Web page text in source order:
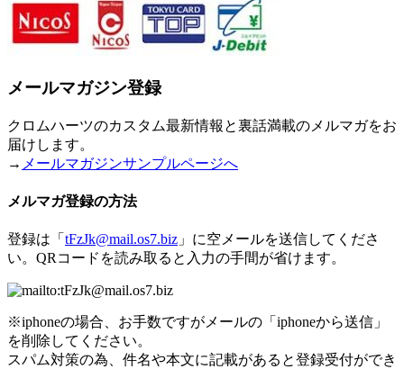
メールマガジン登録
クロムハーツのカスタム最新情報と裏話満載のメルマガをお
届けします。
→ メールマガジンサンプルページへ
メルマガ登録の方法
登録は「 tFzJk@mail.os7.biz 」に空メールを送信してくださ
い。QRコードを読み取ると入力の手間が省けます。
※iphoneの場合、お手数ですがメールの「iphoneから送信」
を削除してください。
スパム対策の為、件名や本文に記載があると登録受付ができ